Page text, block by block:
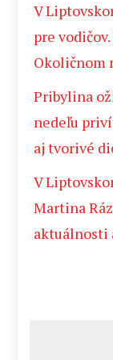
V
pre
Okoličnom
Pribylina
nedeľu
aj tvorivé
V
Martina
aktuálnosti